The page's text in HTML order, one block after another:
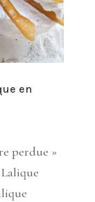
en
perdue »